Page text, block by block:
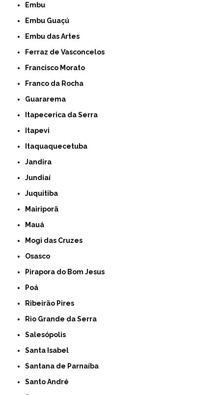
Embu
Embu Guaçú
Embu das Artes
Ferraz de Vasconcelos
Francisco Morato
Franco da Rocha
Guararema
Itapecerica da Serra
Itapevi
Itaquaquecetuba
Jandira
Jundiaí
Juquitiba
Mairiporã
Mauá
Mogi das Cruzes
Osasco
Pirapora do Bom Jesus
Poá
Ribeirão Pires
Rio Grande da Serra
Salesópolis
Santa Isabel
Santana de Parnaíba
Santo André